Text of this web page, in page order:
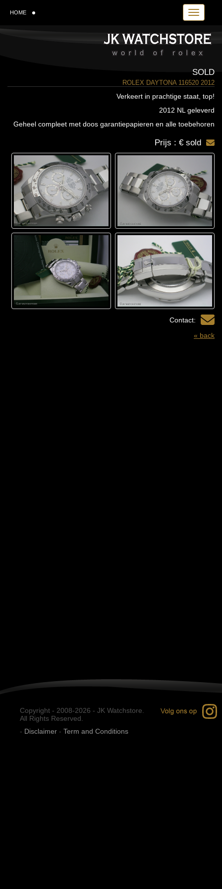
Toggle
HOME
SOLD
ROLEX DAYTONA 116520 2012
Verkeert in prachtige staat, top!
2012 NL geleverd
Geheel compleet met doos garantiepapieren en alle toebehoren
Prijs : € sold
Contact:
« back
Copyright - 2008-2026 - JK Watchstore.
All Rights Reserved.
- Disclaimer - Term and Conditions